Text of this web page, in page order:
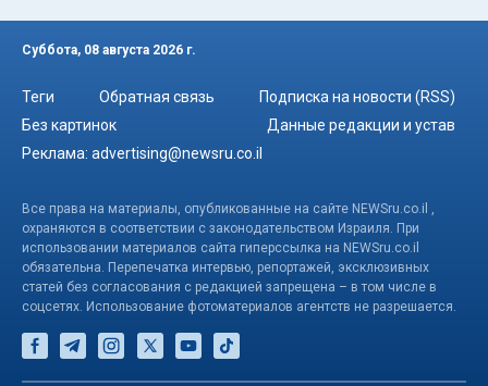
Суббота, 08 августа 2026 г.
Теги Обратная связь
Подписка на новости (RSS)
Без картинок
Данные редакции и устав
Реклама: advertising@newsru.co.il
Все права на материалы, опубликованные на сайте NEWSru.co.il ,
охраняются в соответствии с законодательством Израиля. При
использовании материалов сайта гиперссылка на NEWSru.co.il
обязательна. Перепечатка интервью, репортажей, эксклюзивных
статей без согласования с редакцией запрещена – в том числе в
соцсетях. Использование фотоматериалов агентств не разрешается.